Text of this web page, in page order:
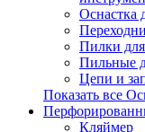
Оснастка
Пилки для
Пильные
Цепи и
Показать все
Кляймер